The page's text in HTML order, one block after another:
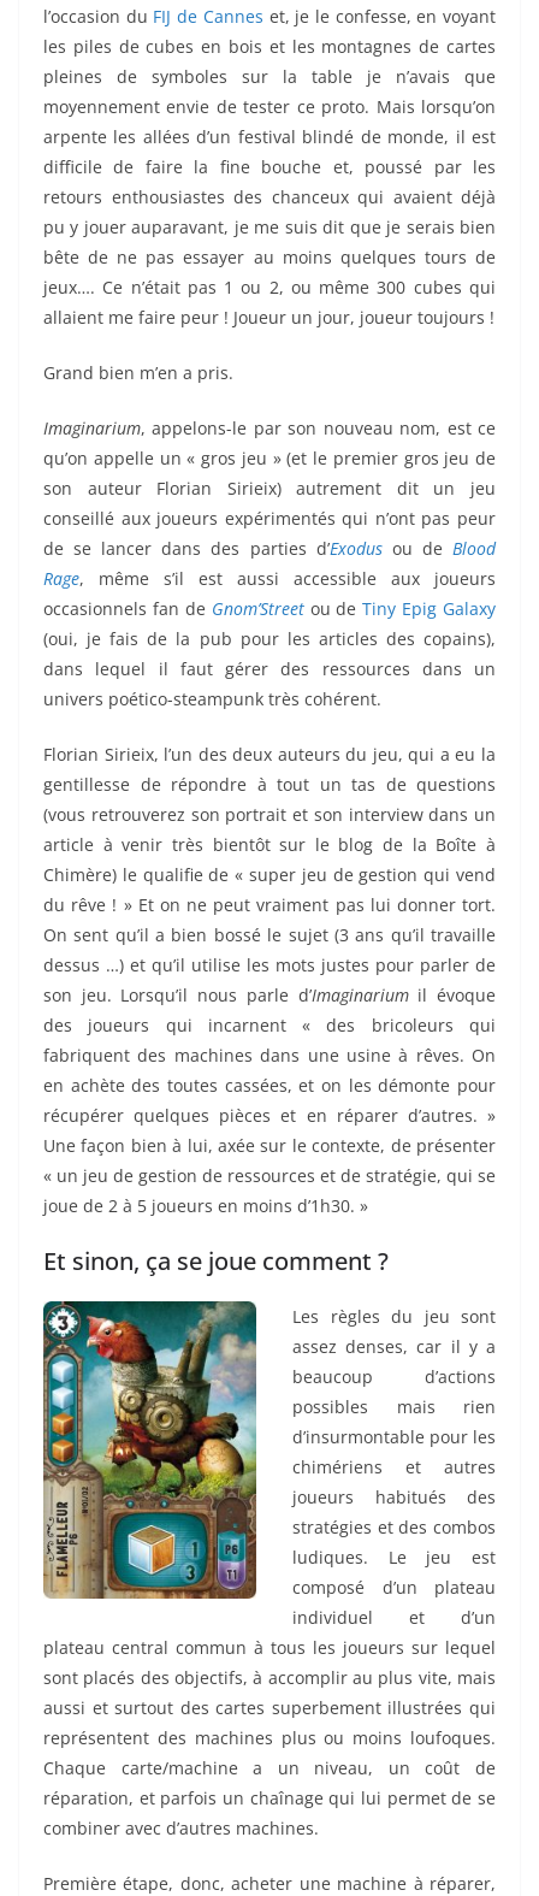
l’occasion du FIJ de Cannes et, je le confesse, en voyant
les piles de cubes en bois et les montagnes de cartes
pleines de symboles sur la table je n’avais que
moyennement envie de tester ce proto. Mais lorsqu’on
arpente les allées d’un festival blindé de monde, il est
difficile de faire la fine bouche et, poussé par les
retours enthousiastes des chanceux qui avaient déjà
pu y jouer auparavant, je me suis dit que je serais bien
bête de ne pas essayer au moins quelques tours de
jeux…. Ce n’était pas 1 ou 2, ou même 300 cubes qui
allaient me faire peur ! Joueur un jour, joueur toujours !
Grand bien m’en a pris.
Imaginarium, appelons-le par son nouveau nom, est ce
qu’on appelle un « gros jeu » (et le premier gros jeu de
son auteur Florian Sirieix) autrement dit un jeu
conseillé aux joueurs expérimentés qui n’ont pas peur
de se lancer dans des parties d’Exodusou deBlood
Rage, même s’il est aussi accessible aux joueurs
occasionnels fan de Gnom’Streetou deTiny Epig Galaxy
(oui, je fais de la pub pour les articles des copains),
dans lequel il faut gérer des ressources dans un
univers poético-steampunk très cohérent.
Florian Sirieix, l’un des deux auteurs du jeu, qui a eu la
gentillesse de répondre à tout un tas de questions
(vous retrouverez son portrait et son interview dans un
article à venir très bientôt sur le blog de la Boîte à
Chimère) le qualifie de « super jeu de gestion qui vend
du rêve ! » Et on ne peut vraiment pas lui donner tort.
On sent qu’il a bien bossé le sujet (3 ans qu’il travaille
dessus …) et qu’il utilise les mots justes pour parler de
son jeu. Lorsqu’il nous parle d’Imaginariumil évoque
des joueurs qui incarnent « des bricoleurs qui
fabriquent des machines dans une usine à rêves. On
en achète des toutes cassées, et on les démonte pour
récupérer quelques pièces et en réparer d’autres. »
Une façon bien à lui, axée sur le contexte, de présenter
« un jeu de gestion de ressources et de stratégie, qui se
joue de 2 à 5 joueurs en moins d’1h30. »
Et sinon, ça se joue comment ?
Les règles du jeu sont
assez denses, car il y a
beaucoup d’actions
possibles mais rien
d’insurmontable pour les
chimériens et autres
joueurs habitués des
stratégies et des combos
ludiques. Le jeu est
composé d’un plateau
individuel et d’un
plateau central commun à tous les joueurs sur lequel
sont placés des objectifs, à accomplir au plus vite, mais
aussi et surtout des cartes superbement illustrées qui
représentent des machines plus ou moins loufoques.
Chaque carte/machine a un niveau, un coût de
réparation, et parfois un chaînage qui lui permet de se
combiner avec d’autres machines.
Première étape, donc, acheter une machine à réparer,